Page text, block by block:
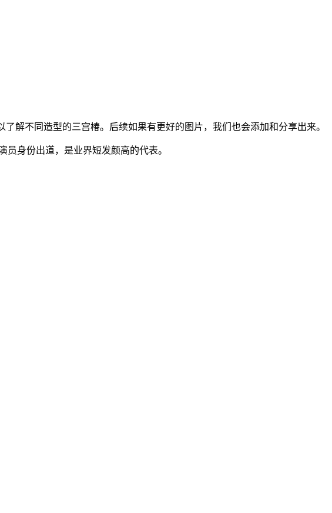
解不同造型的三宫椿。后续如果有更好的图片，我们也会添加和分享出来。
员身份出道，是业界短发颜高的代表。